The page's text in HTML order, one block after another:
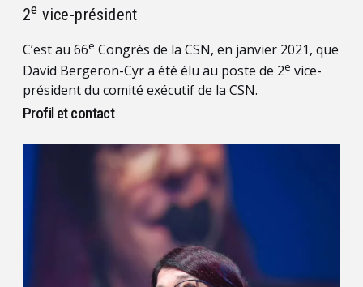
2e vice-président
C’est au 66e Congrès de la CSN, en janvier 2021, que
David Bergeron-Cyr a été élu au poste de 2e vice-
président du comité exécutif de la CSN.
Profil et contact